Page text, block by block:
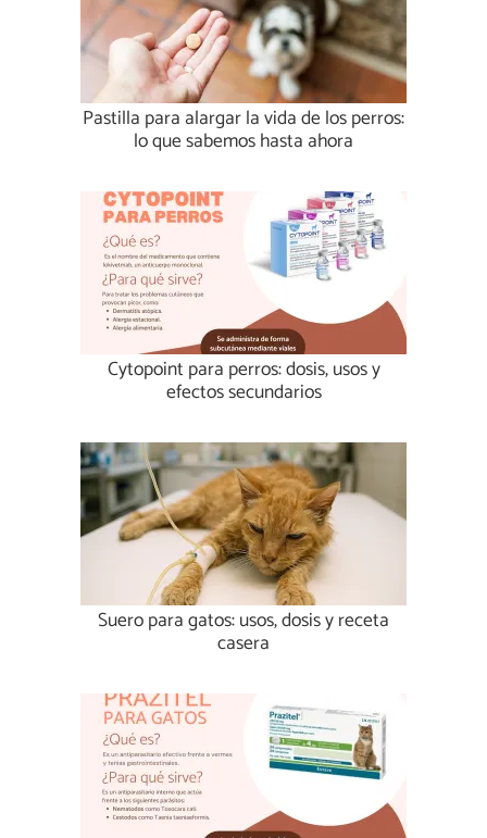
Pastilla para alargar la vida de los perros:
lo que sabemos hasta ahora
Cytopoint para perros: dosis, usos y
efectos secundarios
Suero para gatos: usos, dosis y receta
casera